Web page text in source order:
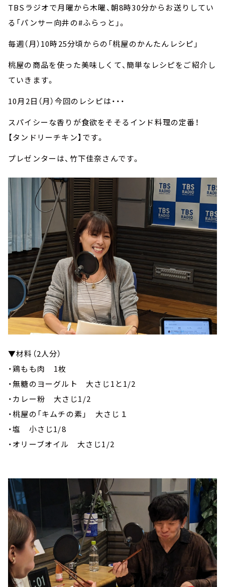
TBSラジオで月曜から木曜、朝8時30分からお送りしてい
る「パンサー向井の#ふらっと」。
毎週（月）10時25分頃からの「桃屋のかんたんレシピ」
桃屋の商品を使った美味しくて、簡単なレシピをご紹介し
ていきます。
10月2日（月）今回のレシピは・・・
スパイシーな香りが食欲をそそるインド料理の定番！
【タンドリーチキン】です。
プレゼンターは、竹下佳奈さんです。
▼材料（2人分）
・鶏もも肉 1枚
・無糖のヨーグルト 大さじ1と1/2
・カレー粉 大さじ1/2
・桃屋の「キムチの素」 大さじ１
・塩 小さじ1/8
・オリーブオイル 大さじ1/2